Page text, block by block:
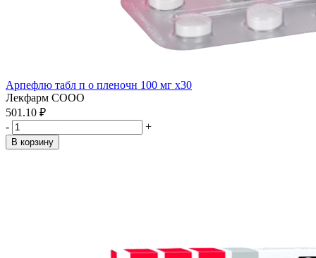
Арпефлю табл п о пленочн 100 мг x30
Лекфарм СООО
501.10 ₽
-
+
В корзину